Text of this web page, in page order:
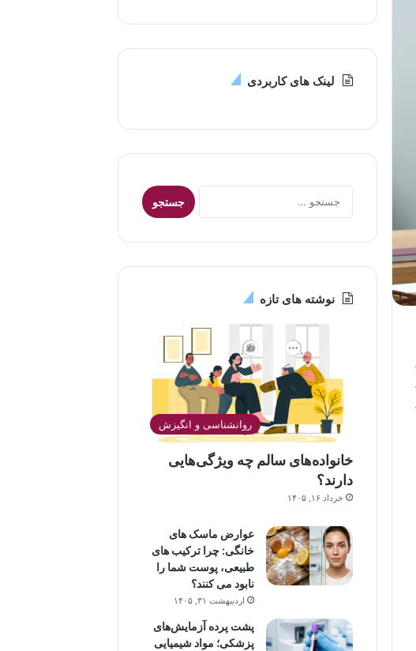
لینک های کاربردی
جستجو
برای:
نوشته های تازه
روانشناسی و انگیزش
خانواده‌های سالم چه ویژگی‌هایی
دارند؟
خرداد ۱۶, ۱۴۰۵
عوارض ماسک های
خانگی: چرا ترکیب های
طبیعی، پوست شما را
نابود می کنند؟
اردیبهشت ۳۱, ۱۴۰۵
پشت پرده آزمایش‌های
پزشکی؛ مواد شیمیایی